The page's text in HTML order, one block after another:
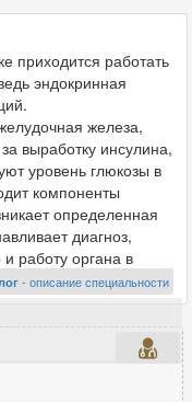
36
19
3
31
89
приходится работать
эндокринная
железа,
выработку инсулина,
уровень глюкозы в
компоненты
определенная
диагноз,
работу органа в
- описание специальности